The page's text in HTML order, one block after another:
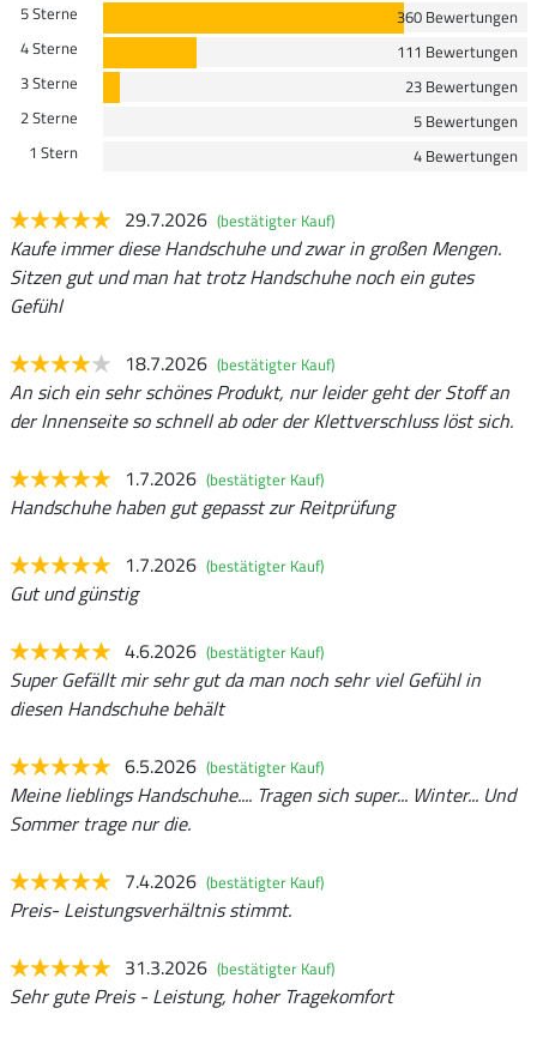
5 Sterne
360 Bewertungen
4 Sterne
111 Bewertungen
3 Sterne
23 Bewertungen
2 Sterne
5 Bewertungen
1 Stern
4 Bewertungen
29.7.2026 (bestätigter Kauf)
Kaufe immer diese Handschuhe und zwar in großen Mengen.
Sitzen gut und man hat trotz Handschuhe noch ein gutes
Gefühl
18.7.2026 (bestätigter Kauf)
An sich ein sehr schönes Produkt, nur leider geht der Stoff an
der Innenseite so schnell ab oder der Klettverschluss löst sich.
1.7.2026 (bestätigter Kauf)
Handschuhe haben gut gepasst zur Reitprüfung
1.7.2026 (bestätigter Kauf)
Gut und günstig
4.6.2026 (bestätigter Kauf)
Super Gefällt mir sehr gut da man noch sehr viel Gefühl in
diesen Handschuhe behält
6.5.2026 (bestätigter Kauf)
Meine lieblings Handschuhe.... Tragen sich super... Winter... Und
Sommer trage nur die.
7.4.2026 (bestätigter Kauf)
Preis- Leistungsverhältnis stimmt.
31.3.2026 (bestätigter Kauf)
Sehr gute Preis - Leistung, hoher Tragekomfort